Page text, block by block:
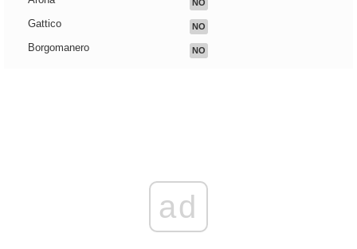
NO
Gattico NO
Borgomanero NO
ad